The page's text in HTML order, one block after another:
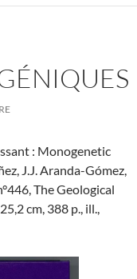
: Monogenetic
J.J. Aranda-Gómez,
The Geological
cm, 388 p., ill.,